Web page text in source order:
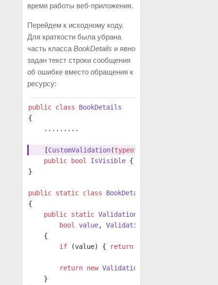
время работы веб-приложения.
Перейдем к исходному коду.
Для краткости была убрана
часть класса BookDetails и явно
задан текст строки сообщения
об ошибке вместо обращения к
ресурсу:
public class BookDetails
{
    .........
    [
CustomValidation(typeof
    public
bool IsVisible {
}
public static class BookDetailsValidator
{
    public
static ValidationResult
        bool
value, ValidationContext
    {
        if
(value) { return
        return
new ValidationResult
    }